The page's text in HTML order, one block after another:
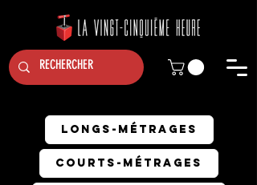
Longs-métrages
Courts-métrages